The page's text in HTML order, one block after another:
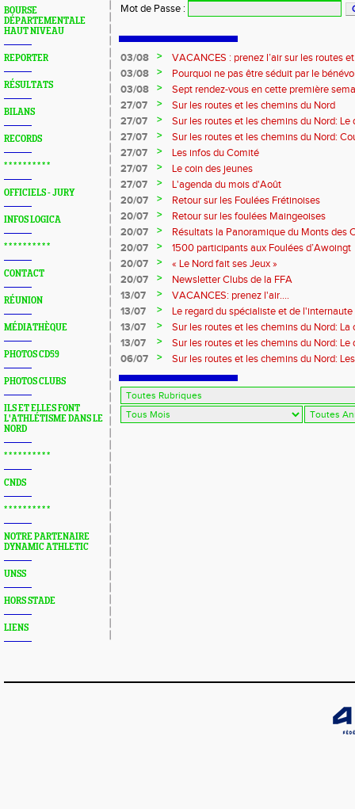
BOURSE
DÉPARTEMENTALE
HAUT NIVEAU
REPORTER
RÉSULTATS
BILANS
RECORDS
* * * * * * * * * *
OFFICIELS - JURY
INFOS LOGICA
* * * * * * * * * *
CONTACT
RÉUNION
MÉDIATHÈQUE
PHOTOS CD59
PHOTOS CLUBS
ILS ET ELLES FONT
L'ATHLÉTISME DANS LE
NORD
* * * * * * * * * *
CNDS
* * * * * * * * * *
NOTRE PARTENAIRE
DYNAMIC ATHLETIC
UNSS
HORS STADE
LIENS
Mot de Passe :
03/08 >
VACANCES : prenez l’air sur les routes
03/08
>
Pourquoi ne pas être séduit par le
?...
03/08 >
Sept rendez-vous en cette première
27/07
>
Sur les routes et les chemins du Nord
27/07
>
Sur les routes et les chemins du Nord:
27/07
>
Sur les routes et les chemins du Nord:
Marque
27/07 >
Les infos du Comité
27/07
>
Le coin des jeunes
27/07
>
L'agenda du mois d'Août
20/07
>
Retour sur les Foulées Frétinoises
20/07
>
Retour sur les foulées Maingeoises
20/07
>
Résultats la Panoramique du Monts des
20/07
>
1500 participants aux Foulées d’Awoingt
20/07
>
« Le Nord fait ses Jeux »
20/07
>
Newsletter Clubs de la FFA
13/07
>
VACANCES: prenez l'air....
13/07
>
Le regard du spécialiste et de l'internaute
13/07
>
Sur les routes et les chemins du Nord: La
13/07
>
Sur les routes et les chemins du Nord:
06/07
> Sur les routes et les chemins du Nord: